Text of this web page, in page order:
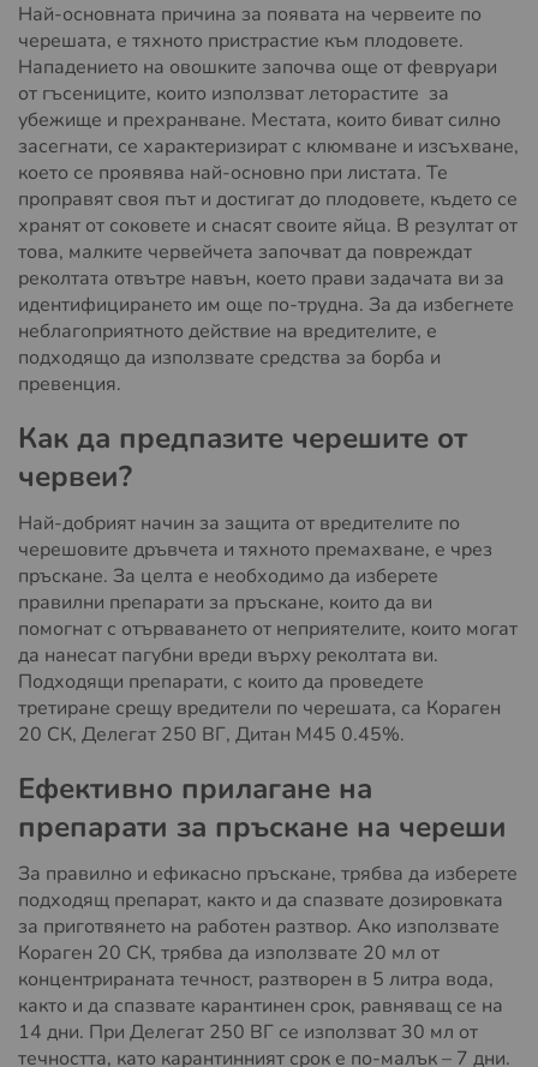
Най-основната причина за появата на червеите по
черешата, е тяхното пристрастие към плодовете.
Нападението на овошките започва още от февруари
от гъсениците, които използват леторастите за
убежище и прехранване. Местата, които биват силно
засегнати, се характеризират с клюмване и изсъхване,
което се проявява най-основно при листата. Те
проправят своя път и достигат до плодовете, където се
хранят от соковете и снасят своите яйца. В резултат от
това, малките червейчета започват да повреждат
реколтата отвътре навън, което прави задачата ви за
идентифицирането им още по-трудна. За да избегнете
неблагоприятното действие на вредителите, е
подходящо да използвате средства за борба и
превенция.
Как да предпазите черешите от
червеи?
Най-добрият начин за защита от вредителите по
черешовите дръвчета и тяхното премахване, е чрез
пръскане. За целта е необходимо да изберете
правилни препарати за пръскане, които да ви
помогнат с отърваването от неприятелите, които могат
да нанесат пагубни вреди върху реколтата ви.
Подходящи препарати, с които да проведете
третиране срещу вредители по черешата, са Кораген
20 СК, Делегат 250 ВГ, Дитан М45 0.45%.
Ефективно прилагане на
препарати за пръскане на череши
За правилно и ефикасно пръскане, трябва да изберете
подходящ препарат, както и да спазвате дозировката
за приготвянето на работен разтвор. Ако използвате
Кораген 20 СК, трябва да използвате 20 мл от
концентрираната течност, разтворен в 5 литра вода,
както и да спазвате карантинен срок, равняващ се на
14 дни. При Делегат 250 ВГ се използват 30 мл от
течността, като карантинният срок е по-малък – 7 дни.